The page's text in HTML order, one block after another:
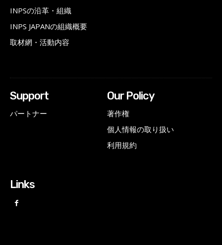
INPSの沿革・組織
INPS JAPANの組織概要
取材網・活動内容
Support
パートナー
Our Policy
著作権
個人情報の取り扱い
利用規約
Links